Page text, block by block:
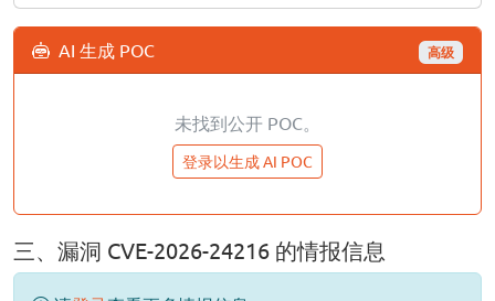
AI 生成 POC 高级
未找到公开 POC。
登录以生成 AI POC
三、漏洞 CVE-2026-24216 的情报信息